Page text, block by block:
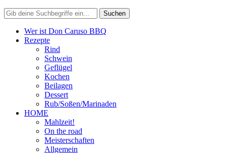
Wer ist Don Caruso BBQ
Rezepte
Rind
Schwein
Geflügel
Kochen
Beilagen
Dessert
Rub/Soßen/Marinaden
HOME
Mahlzeit!
On the road
Meisterschaften
Allgemein